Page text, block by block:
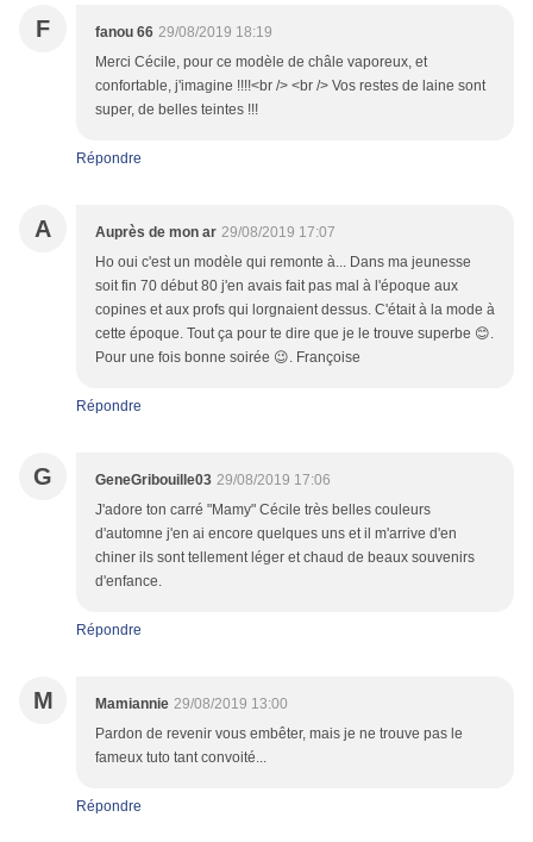
F fanou 66 29/08/2019 18:19
Merci Cécile, pour ce modèle de châle vaporeux, et
confortable, j'imagine !!!!<br /> <br /> Vos restes de laine sont
super, de belles teintes !!!
Répondre
A Auprès de mon ar 29/08/2019 17:07
Ho oui c'est un modèle qui remonte à... Dans ma jeunesse
soit fin 70 début 80 j'en avais fait pas mal à l'époque aux
copines et aux profs qui lorgnaient dessus. C'était à la mode à
cette époque. Tout ça pour te dire que je le trouve superbe 😊.
Pour une fois bonne soirée 😉. Françoise
Répondre
G GeneGribouille03 29/08/2019 17:06
J'adore ton carré "Mamy" Cécile très belles couleurs
d'automne j'en ai encore quelques uns et il m'arrive d'en
chiner ils sont tellement léger et chaud de beaux souvenirs
d'enfance.
Répondre
M Mamiannie 29/08/2019 13:00
Pardon de revenir vous embêter, mais je ne trouve pas le
fameux tuto tant convoité...
Répondre